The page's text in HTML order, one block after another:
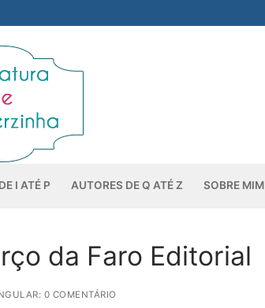
I ATÉ P AUTORES DE Q ATÉ Z SOBRE MIM
da Faro Editorial
0 COMENTÁRIO